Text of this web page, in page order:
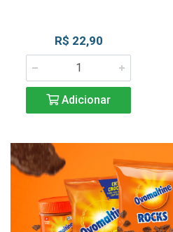
R$ 22,90
Adicionar